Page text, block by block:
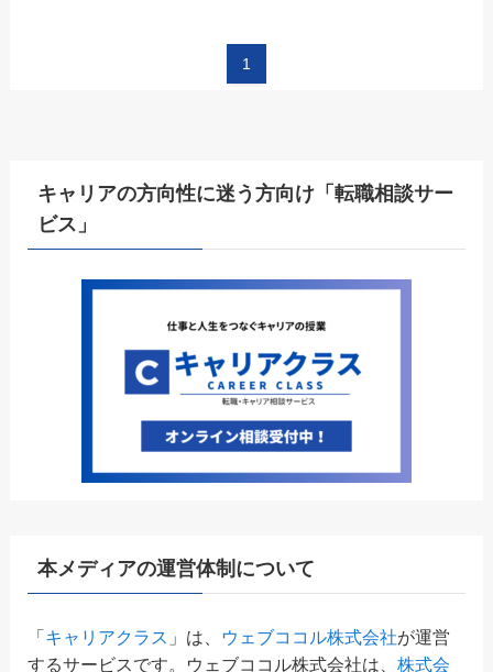
1
キャリアの方向性に迷う方向け「転職相談サー
ビス」
本メディアの運営体制について
「 キャリアクラス 」は、 ウェブココル株式会社が運営
するサービスです。ウェブココル株式会社は、 株式会